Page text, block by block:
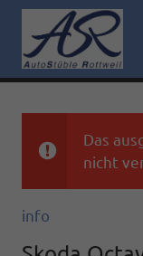
Das
nicht
info